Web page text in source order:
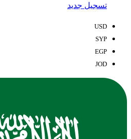
تسجيل جديد
USD
SYP
EGP
JOD